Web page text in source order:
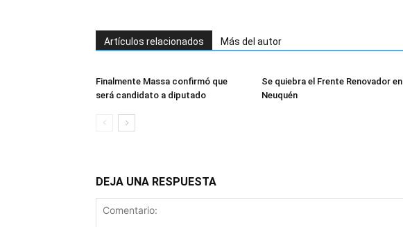
Artículos relacionados Más del autor
Finalmente Massa confirmó que
será candidato a diputado
Se quiebra el Frente Renovador en
Neuquén
DEJA UNA RESPUESTA